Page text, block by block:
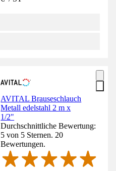
AVITAL Brauseschlauch
Metall edelstahl 2 m x
1/2"
Durchschnittliche Bewertung:
5 von 5 Sternen. 20
Bewertungen.